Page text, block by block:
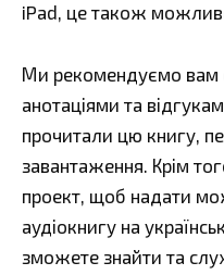
iPad, це також
Ми рекомендуємо вам
анотаціями та
прочитали цю книгу,
завантаження. Крім
проект, щоб надати
аудіокнигу на
зможете знайти та